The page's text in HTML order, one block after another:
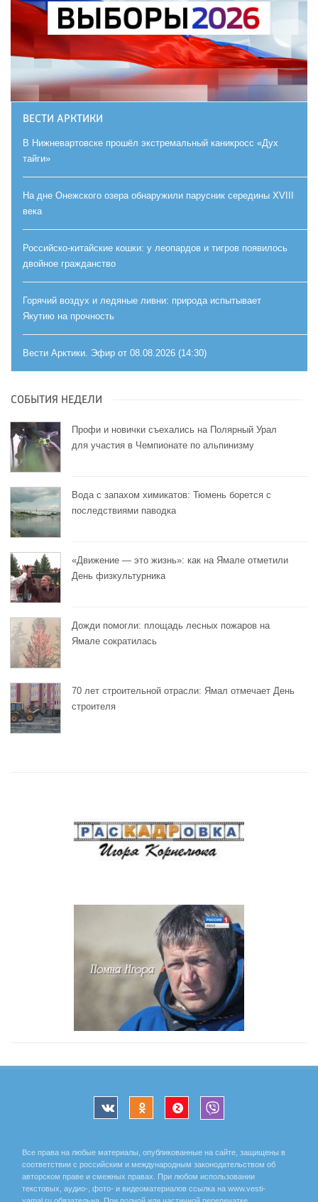
ВЕСТИ АРКТИКИ
В Нижневартовске прошёл экстремальный каникросс «Дух
тайги»
На дне Онежского озера обнаружили парусник середины XVIII
века
Российско-китайские кошки: у леопардов и тигров появилось
двойное гражданство
Горячий воздух и ледяные ливни: природа испытывает
Якутию на прочность
Вести Арктики. Эфир от 08.08.2026 (14:30)
СОБЫТИЯ НЕДЕЛИ
Профи и новички съехались на Полярный Урал
для участия в Чемпионате по альпинизму
Вода с запахом химикатов: Тюмень борется с
последствиями паводка
«Движение — это жизнь»: как на Ямале отметили
День физкультурника
Дожди помогли: площадь лесных пожаров на
Ямале сократилась
70 лет строительной отрасли: Ямал отмечает День
строителя
Все права на любые материалы, опубликованные на сайте, защищены в
соответствии с российским и международным законодательством об
авторском праве и смежных правах. При любом использовании
текстовых, аудио-, фото- и видеоматериалов ссылка на www.vesti-